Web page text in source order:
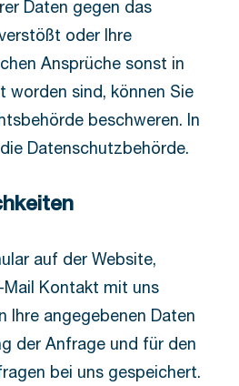
Daten gegen das
oder Ihre
Ansprüche sonst in
worden sind, können Sie
beschweren. In
Datenschutzbehörde.
auf der Website,
Mail Kontakt mit uns
Ihre angegebenen Daten
der Anfrage und für den
bei uns gespeichert.